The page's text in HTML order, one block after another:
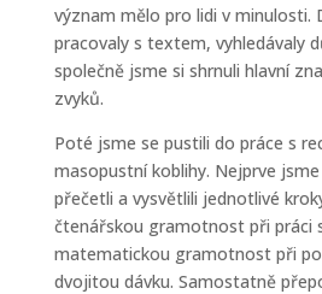
význam mělo pro lidi v minulosti.
pracovaly s textem, vyhledávaly
společně jsme si shrnuli hlavní
zvyků.
Poté jsme se pustili do práce s
masopustní koblihy. Nejprve
přečetli a vysvětlili jednotlivé
čtenářskou gramotnost při práci
matematickou gramotnost při
dvojitou dávku. Samostatně